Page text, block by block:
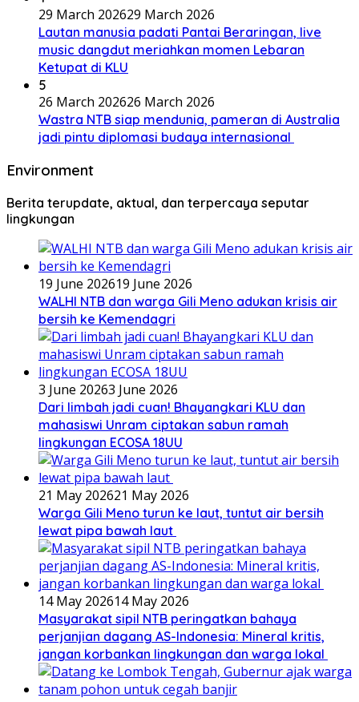
29 March 202629 March 2026
Lautan manusia padati Pantai Beraringan, live
music dangdut meriahkan momen Lebaran
Ketupat di KLU
5
26 March 202626 March 2026
Wastra NTB siap mendunia, pameran di Australia
jadi pintu diplomasi budaya internasional
Environment
Berita terupdate, aktual, dan terpercaya seputar
lingkungan
19 June 202619 June 2026
WALHI NTB dan warga Gili Meno adukan krisis air
bersih ke Kemendagri
3 June 20263 June 2026
Dari limbah jadi cuan! Bhayangkari KLU dan
mahasiswi Unram ciptakan sabun ramah
lingkungan ECOSA 18UU
21 May 202621 May 2026
Warga Gili Meno turun ke laut, tuntut air bersih
lewat pipa bawah laut
14 May 202614 May 2026
Masyarakat sipil NTB peringatkan bahaya
perjanjian dagang AS-Indonesia: Mineral kritis,
jangan korbankan lingkungan dan warga lokal